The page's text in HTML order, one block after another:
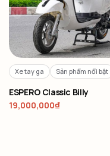
Xe tay ga Sản phẩm nổi bật
ESPERO Classic Billy
19,000,000₫